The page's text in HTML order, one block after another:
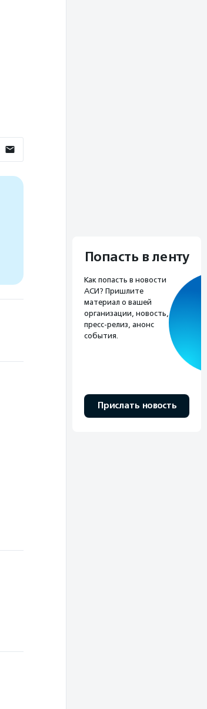
Попасть в ленту
Как попасть в новости
АСИ? Пришлите
материал о вашей
организации, новость,
пресс-релиз, анонс
события.
Прислать новость